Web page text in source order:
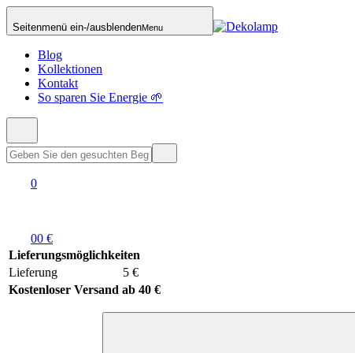
Seitenmenü ein-/ausblendenMenu
Blog
Kollektionen
Kontakt
So sparen Sie Energie 🌱
0
00 €
Lieferungsmöglichkeiten
Lieferung
5 €
Kostenloser Versand ab 40 €